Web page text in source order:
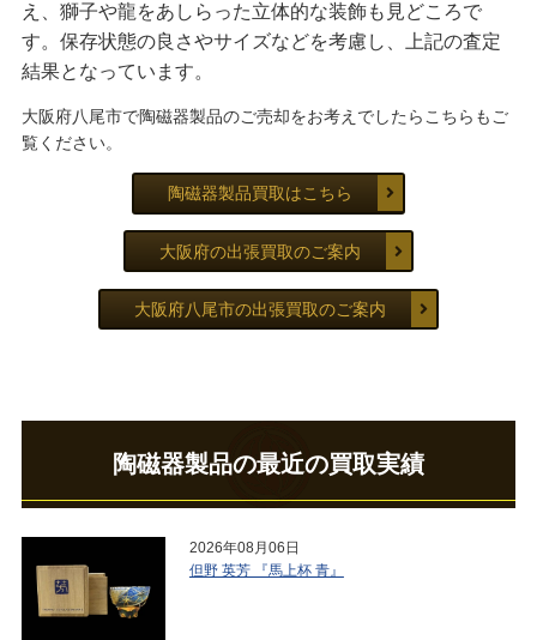
え、獅子や龍をあしらった立体的な装飾も見どころで
す。保存状態の良さやサイズなどを考慮し、上記の査定
結果となっています。
大阪府八尾市で陶磁器製品のご売却をお考えでしたらこちらもご
覧ください。
陶磁器製品買取はこちら
大阪府の出張買取のご案内
大阪府八尾市の出張買取のご案内
陶磁器製品の最近の買取実績
2026年08月06日
但野 英芳 『馬上杯 青』